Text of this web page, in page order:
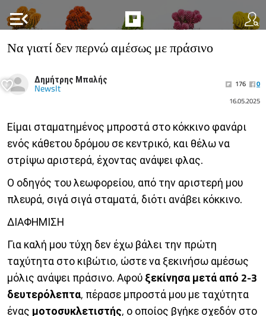
menu_open
Να γιατί δεν περνώ αμέσως με πράσινο
Δημήτρης Μπαλής
NewsIt 176
0
16.05.2025
Είμαι σταματημένος μπροστά στο κόκκινο φανάρι
ενός κάθετου δρόμου σε κεντρικό, και θέλω να
στρίψω αριστερά, έχοντας ανάψει φλας.
Ο οδηγός του λεωφορείου, από την αριστερή μου
πλευρά, σιγά σιγά σταματά, διότι ανάβει κόκκινο.
ΔΙΑΦΗΜΙΣΗ
Για καλή μου τύχη δεν έχω βάλει την πρώτη
ταχύτητα στο κιβώτιο, ώστε να ξεκινήσω αμέσως
μόλις ανάψει πράσινο. Αφούξεκίνησα μετά από 2-3
δευτερόλεπτα, πέρασε μπροστά μου με ταχύτητα
έναςμοτοσυκλετιστής, ο οποίος βγήκε σχεδόν στο